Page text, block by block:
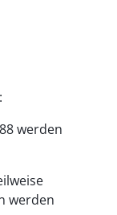
werden
werden